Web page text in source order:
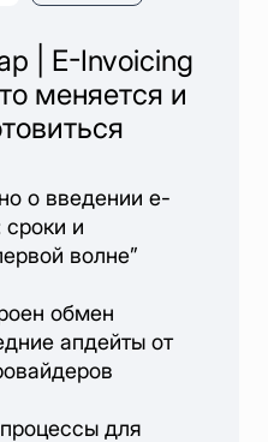
| E-Invoicing
меняется и
о введении e-
и
волне”
обмен
апдейты от
для